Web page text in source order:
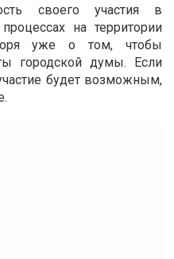
своего участия в
на территории
уже о том, чтобы
городской думы. Если
будет возможным,